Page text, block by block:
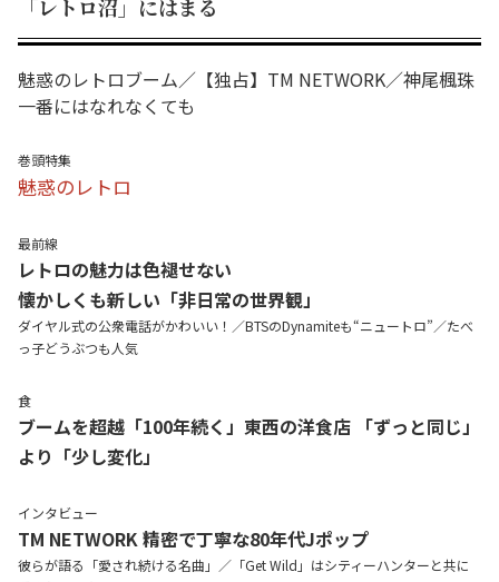
「レトロ沼」にはまる
魅惑のレトロブーム／【独占】TM NETWORK／神尾楓珠
一番にはなれなくても
巻頭特集
魅惑のレトロ
最前線
レトロの魅力は色褪せない
懐かしくも新しい「非日常の世界観」
ダイヤル式の公衆電話がかわいい！／BTSのDynamiteも“ニュートロ”／たべ
っ子どうぶつも人気
食
ブームを超越「100年続く」東西の洋食店 「ずっと同じ」
より「少し変化」
インタビュー
TM NETWORK 精密で丁寧な80年代Jポップ
彼らが語る「愛され続ける名曲」／「Get Wild」はシティーハンターと共に